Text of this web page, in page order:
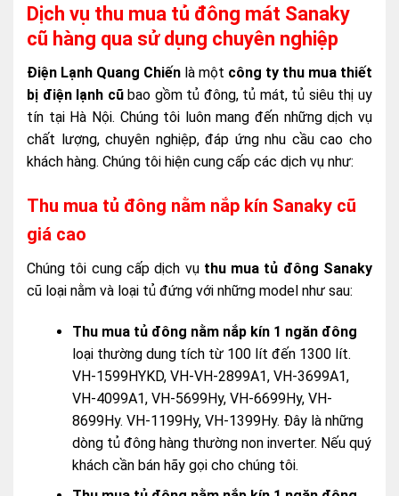
Dịch vụ thu mua tủ đông mát Sanaky
cũ hàng qua sử dụng chuyên nghiệp
Điện Lạnh Quang Chiến là một công ty thu mua thiết
bị điện lạnh cũbao gồm tủ đông, tủ mát, tủ siêu thị uy
tín tại Hà Nội. Chúng tôi luôn mang đến những dịch vụ
chất lượng, chuyên nghiệp, đáp ứng nhu cầu cao cho
khách hàng. Chúng tôi hiện cung cấp các dịch vụ như:
Thu mua tủ đông nằm nắp kín Sanaky cũ
giá cao
Chúng tôi cung cấp dịch vụ thu mua tủ đông Sanaky
cũ loại nằm và loại tủ đứng với những model như sau:
Thu mua tủ đông nằm nắp kín 1 ngăn đông
loại thường dung tích từ 100 lít đến 1300 lít.
VH-1599HYKD, VH-VH-2899A1, VH-3699A1,
VH-4099A1, VH-5699Hy, VH-6699Hy, VH-
8699Hy. VH-1199Hy, VH-1399Hy. Đây là những
dòng tủ đông hàng thường non inverter. Nếu quý
khách cần bán hãy gọi cho chúng tôi.